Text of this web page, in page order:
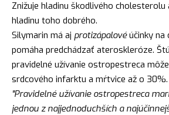
Znižuje hladinu škodlivého
hladinu toho dobrého.
Silymarin má aj protizápalovéúčinky na
pomáha predchádzať ateroskleróze.
pravidelné užívanie ostropestreca
srdcového infarktu a mŕtvice až o 30%.
"Pravidelné užívanie ostropestreca
jednou z najjednoduchších a